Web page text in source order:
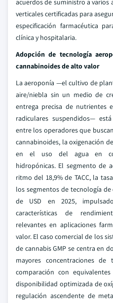
acuerdos de suministro a varios
verticales certificadas para
especificación farmacéutica
clínica y hospitalaria.
Adopción de tecnología
cannabinoides de alto valor
La aeroponía —el cultivo de
aire/niebla sin un medio de
entrega precisa de nutrientes
radiculares suspendidos—
entre los operadores que
cannabinoides, la oxigenación
en el uso del agua en
hidropónicas. El segmento de
ritmo del 18,9% de TACC, la
los segmentos de tecnología
de USD en 2025,
características de
relevantes en aplicaciones
valor. El caso comercial de los
de cannabis GMP se centra en
mayores concentraciones
comparación con
disponibilidad optimizada de
regulación ascendente de